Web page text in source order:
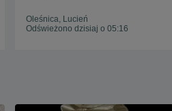
Oleśnica, Lucień
Odświeżono dzisiaj o 05:16